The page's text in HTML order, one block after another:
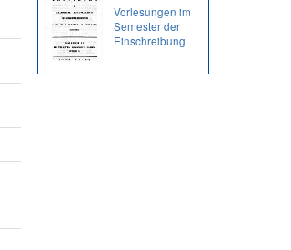
Vorlesungen im
Semester der
Einschreibung